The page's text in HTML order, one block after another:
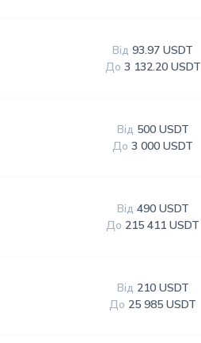
Від 93.97 USDT
До 3 132.20 USDT
Від 500 USDT
До 3 000 USDT
Від 490 USDT
До 215 411 USDT
Від 210 USDT
До 25 985 USDT